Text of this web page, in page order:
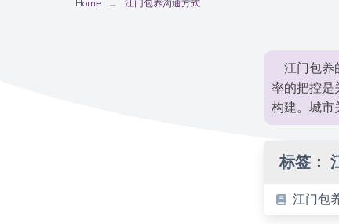
Home 江门包养沟通方式
江门包养
率的把控是
构建。城市
标签：
江门包